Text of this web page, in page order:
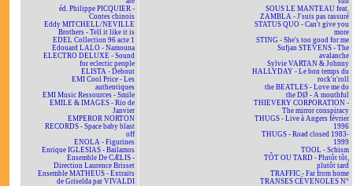
éd. Philippe PICQUIER -
Contes chinois
Eddy MITCHELL/NEVILLE
Brothers - Tell it like it is
EDEL Collection 96 acte 1
Edouard LALO - Namouna
ELECTRO DELUXE - Sound
for eclectic people
ELISTA - Debout
EMI Cool Price - Les
authentiques
EMI Music Ressources - Smile
EMILE & IMAGES - Rio de
Janvier
EMPEROR NORTON
RECORDS - Space baby blast
off
ENOLA - Figurines
Enrique IGLESIAS - Bailamos
Ensemble De CÆLIS -
Direction Laurence Brisset
Ensemble MATHEUS - Extraits
de Griselda par VIVALDI
SOUS LE MANTEAU feat.
ZAMBLA - J'suis pas rassuré
STATUS QUO - Can't give you
more
STING - She's too good for me
Sufjan STEVENS - The
avalanche
Sylvie VARTAN & Johnny
HALLYDAY - Le bon temps du
rock'n'roll
the BEATLES - Love me do
the DØ - A mouthful
THIEVERY CORPORATION -
The mirror conspiracy
THUGS - Live à Angers février
1996
THUGS - Road closed 1983-
1999
TOOL - Schism
TÔT OU TARD - Plutôt tôt,
plutôt tard
TRAFFIC - Far from home
TRANSES CÉVENOLES N°